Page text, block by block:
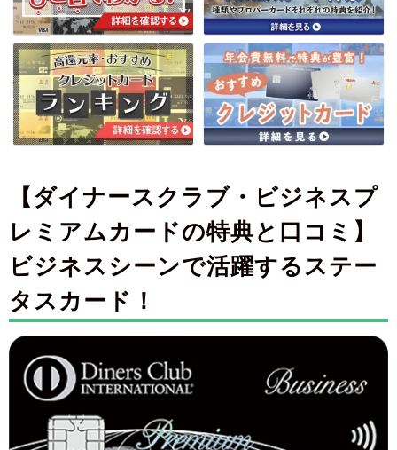
【ダイナースクラブ・ビジネスプ
レミアムカードの特典と口コミ】
ビジネスシーンで活躍するステー
タスカード！